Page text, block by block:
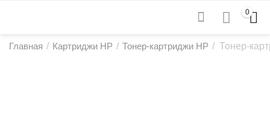
0
Главная / Картриджи HP / Тонер-картриджи HP / Тонер-